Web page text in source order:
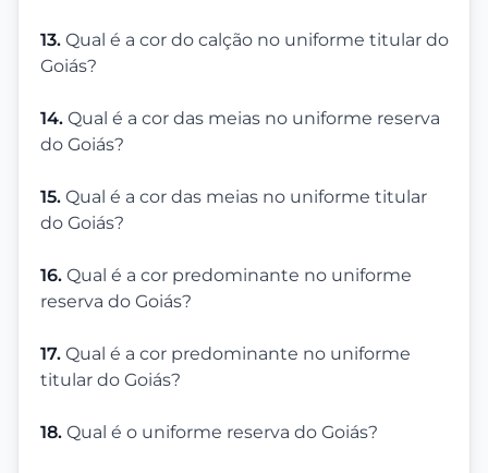
13. Qual é a cor do calção no uniforme titular do
Goiás?
14. Qual é a cor das meias no uniforme reserva
do Goiás?
15. Qual é a cor das meias no uniforme titular
do Goiás?
16. Qual é a cor predominante no uniforme
reserva do Goiás?
17. Qual é a cor predominante no uniforme
titular do Goiás?
18. Qual é o uniforme reserva do Goiás?